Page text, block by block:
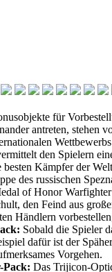
für
antreten,
den Spielern
Kämpfer der
des russischen
of Honor
den Feind aus
Händlern
Sobald die Spieler
dafür ist der
Vorgehen.
Pack: Das Trijicon-